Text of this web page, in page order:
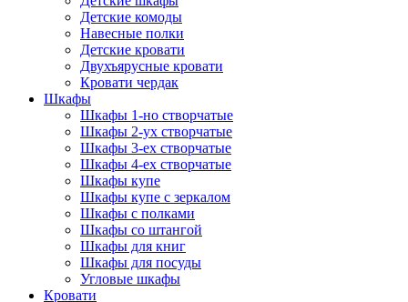
Детские комоды
Навесные полки
Детские кровати
Двухъярусные кровати
Кровати чердак
Шкафы
Шкафы 1-но створчатые
Шкафы 2-ух створчатые
Шкафы 3-ех створчатые
Шкафы 4-ех створчатые
Шкафы купе
Шкафы купе с зеркалом
Шкафы с полками
Шкафы со штангой
Шкафы для книг
Шкафы для посуды
Угловые шкафы
Кровати